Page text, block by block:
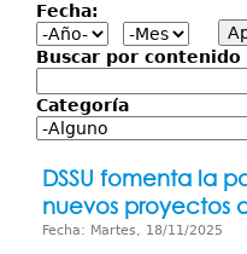
Fecha:
Buscar por contenido
Categoría
DSSU fomenta la
nuevos proyectos
Fecha: Martes, 18/11/2025